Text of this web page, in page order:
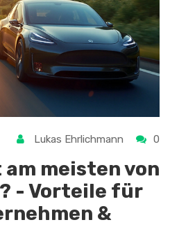
Lukas Ehrlichmann 0
meisten von
- Vorteile für
&